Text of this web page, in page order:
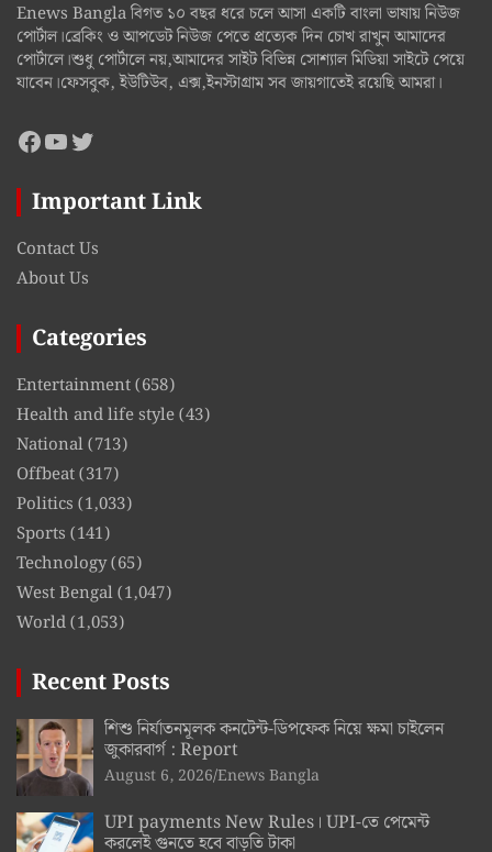
Enews Bangla বিগত ১০ বছর ধরে চলে আসা একটি বাংলা ভাষায় নিউজ
পোর্টাল।ব্রেকিং ও আপডেট নিউজ পেতে প্রত্যেক দিন চোখ রাখুন আমাদের
পোর্টালে।শুধু পোর্টালে নয়,আমাদের সাইট বিভিন্ন সোশ্যাল মিডিয়া সাইটে পেয়ে
যাবেন।ফেসবুক, ইউটিউব, এক্স,ইনস্টাগ্রাম সব জায়গাতেই রয়েছি আমরা।
Facebook
YouTube
Twitter
Important Link
Contact Us
About Us
Categories
Entertainment(658)
Health and life style(43)
National(713)
Offbeat(317)
Politics (1,033)
Sports (141)
Technology(65)
West Bengal(1,047)
World(1,053)
Recent Posts
শিশু নির্যাতনমূলক কনটেন্ট-ডিপফেক নিয়ে ক্ষমা চাইলেন
জুকারবার্গ : Report
August 6, 2026 Enews Bangla
UPI payments New Rules। UPI-তে পেমেন্ট
করলেই গুনতে হবে বাড়তি টাকা